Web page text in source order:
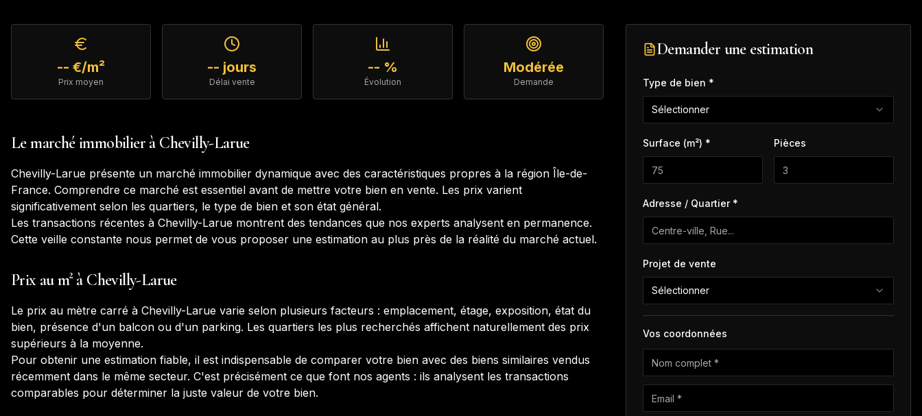
-- €/m²
Prix moyen
-- jours
Délai vente
-- %
Évolution
Modérée
Demande
Le marché immobilier à Chevilly-Larue
Chevilly-Larue présente un marché immobilier dynamique avec des caractéristiques propres à la région Île-de-
France. Comprendre ce marché est essentiel avant de mettre votre bien en vente. Les prix varient
significativement selon les quartiers, le type de bien et son état général.
Les transactions récentes à Chevilly-Larue montrent des tendances que nos experts analysent en permanence.
Cette veille constante nous permet de vous proposer une estimation au plus près de la réalité du marché actuel.
Prix au m² à Chevilly-Larue
Le prix au mètre carré à Chevilly-Larue varie selon plusieurs facteurs : emplacement, étage, exposition, état du
bien, présence d'un balcon ou d'un parking. Les quartiers les plus recherchés affichent naturellement des prix
supérieurs à la moyenne.
Pour obtenir une estimation fiable, il est indispensable de comparer votre bien avec des biens similaires vendus
récemment dans le même secteur. C'est précisément ce que font nos agents : ils analysent les transactions
comparables pour déterminer la juste valeur de votre bien.
Demander une estimation
Type de bien *
Sélectionner
Surface (m²) * Pièces
Adresse / Quartier *
Projet de vente
Sélectionner
Vos coordonnées